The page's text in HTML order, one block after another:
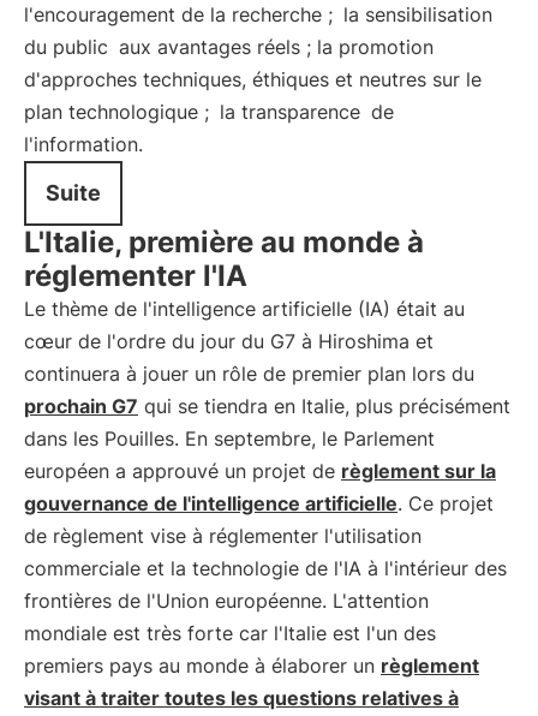
l'encouragement de la recherche ; la sensibilisation
du public aux avantages réels ; la promotion
d'approches techniques, éthiques et neutres sur le
plan technologique ; la transparence de
l'information.
Suite
L'Italie, première au monde à
réglementer l'IA
Le thème de l'intelligence artificielle (IA) était au
cœur de l'ordre du jour du G7 à Hiroshima et
continuera à jouer un rôle de premier plan lors du
prochain G7 qui se tiendra en Italie, plus précisément
dans les Pouilles. En septembre, le Parlement
européen a approuvé un projet de règlement sur la
gouvernance de l'intelligence artificielle. Ce projet
de règlement vise à réglementer l'utilisation
commerciale et la technologie de l'IA à l'intérieur des
frontières de l'Union européenne. L'attention
mondiale est très forte car l'Italie est l'un des
premiers pays au monde à élaborer un règlement
visant à traiter toutes les questions relatives à